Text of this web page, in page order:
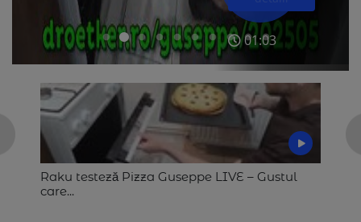
01:03
18:26
Episodul 7